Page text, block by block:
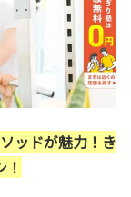
ッドが魅力！き